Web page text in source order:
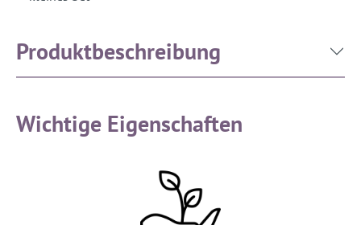
Produktbeschreibung
Wichtige Eigenschaften